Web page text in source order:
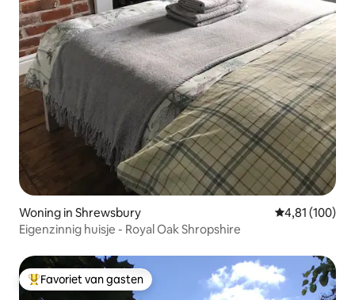
Woning in Shrewsbury Gemiddelde
4,81 (100)
Eigenzinnig huisje - Royal Oak Shropshire
Topfavoriet van gasten
Favoriet van gasten